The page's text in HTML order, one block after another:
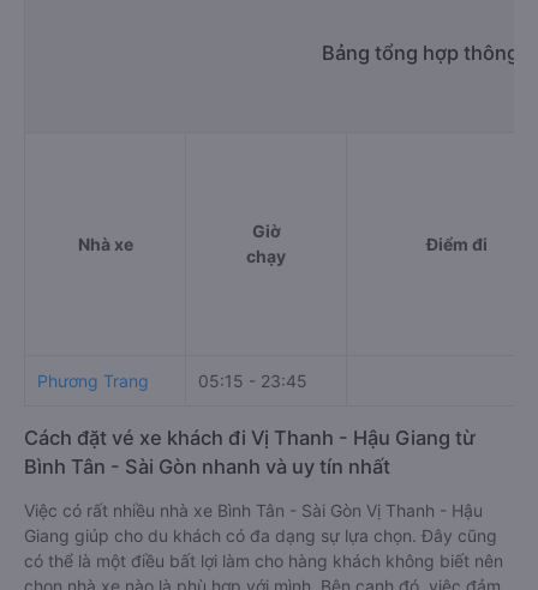
Bảng tổng hợp thông
Nhà xe
Giờ
chạy
Điểm đi
Phương Trang 05:15 - 23:45
Cách đặt vé xe khách đi Vị Thanh - Hậu Giang từ
Bình Tân - Sài Gòn nhanh và uy tín nhất
Việc có rất nhiều nhà xe Bình Tân - Sài Gòn Vị Thanh - Hậu
Giang giúp cho du khách có đa dạng sự lựa chọn. Đây cũng
có thể là một điều bất lợi làm cho hàng khách không biết nên
chọn nhà xe nào là phù hợp với mình. Bên cạnh đó, việc đảm